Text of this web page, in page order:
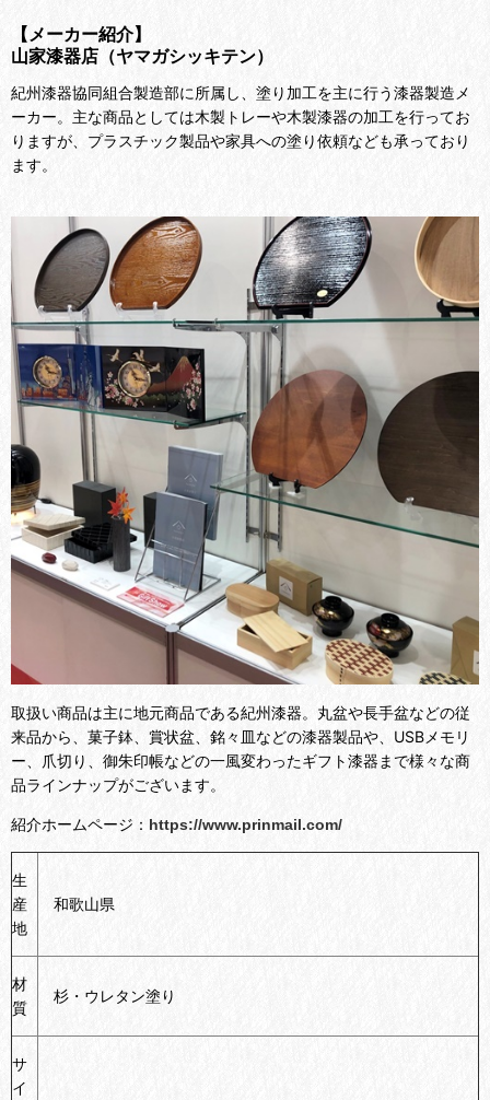
【メーカー紹介】
山家漆器店（ヤマガシッキテン）
紀州漆器協同組合製造部に所属し、塗り加工を主に行う漆器製造メ
ーカー。主な商品としては木製トレーや木製漆器の加工を行ってお
りますが、プラスチック製品や家具への塗り依頼なども承っており
ます。
取扱い商品は主に地元商品である紀州漆器。丸盆や長手盆などの従
来品から、菓子鉢、賞状盆、銘々皿などの漆器製品や、USBメモリ
ー、爪切り、御朱印帳などの一風変わったギフト漆器まで様々な商
品ラインナップがございます。
紹介ホームページ： https://www.prinmail.com/
生
産
地
和歌山県
材
質
杉・ウレタン塗り
サ
イ